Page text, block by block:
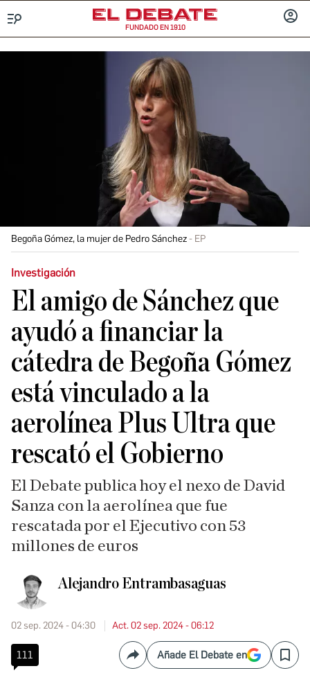
FUNDADO EN 1910
Begoña Gómez, la mujer de Pedro Sánchez EP
Investigación
El amigo de Sánchez que
ayudó a financiar la
cátedra de Begoña Gómez
está vinculado a la
aerolínea Plus Ultra que
rescató el Gobierno
El Debate publica hoy el nexo de David
Sanza con la aerolínea que fue
rescatada por el Ejecutivo con 53
millones de euros
Alejandro Entrambasaguas
02 sep. 2024 - 04:30 Act. 02 sep. 2024 - 06:12
111 CompartirAñade El Debate en Save